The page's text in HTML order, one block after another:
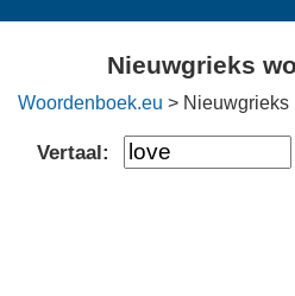
Nieuwgrieks
Woordenboek.eu > Nieuwgrieks
Vertaal: